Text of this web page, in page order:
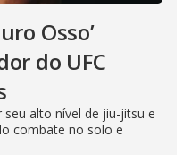
Osso’
do UFC
alto nível de jiu-jitsu e
combate no solo e